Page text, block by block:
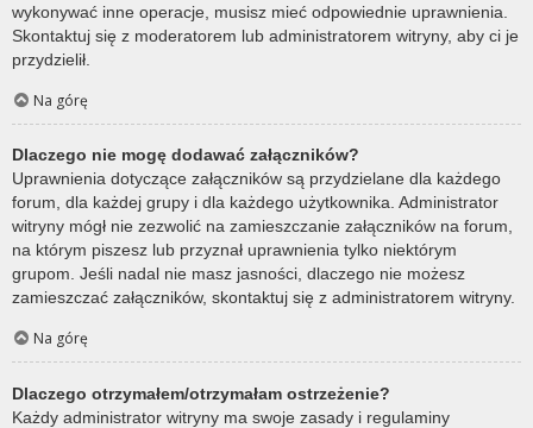
wykonywać inne operacje, musisz mieć odpowiednie uprawnienia.
Skontaktuj się z moderatorem lub administratorem witryny, aby ci je
przydzielił.
Na górę
Dlaczego nie mogę dodawać załączników?
Uprawnienia dotyczące załączników są przydzielane dla każdego
forum, dla każdej grupy i dla każdego użytkownika. Administrator
witryny mógł nie zezwolić na zamieszczanie załączników na forum,
na którym piszesz lub przyznał uprawnienia tylko niektórym
grupom. Jeśli nadal nie masz jasności, dlaczego nie możesz
zamieszczać załączników, skontaktuj się z administratorem witryny.
Na górę
Dlaczego otrzymałem/otrzymałam ostrzeżenie?
Każdy administrator witryny ma swoje zasady i regulaminy